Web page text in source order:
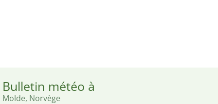
Bulletin météo à
Molde, Norvège